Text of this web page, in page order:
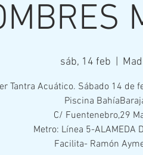
sáb, 14 feb
Tantra Acuático. Sábado 14 de
Piscina
C/ Fuentenebro,29
Metro: Línea 5-ALAMEDA
Facilita- Ramón